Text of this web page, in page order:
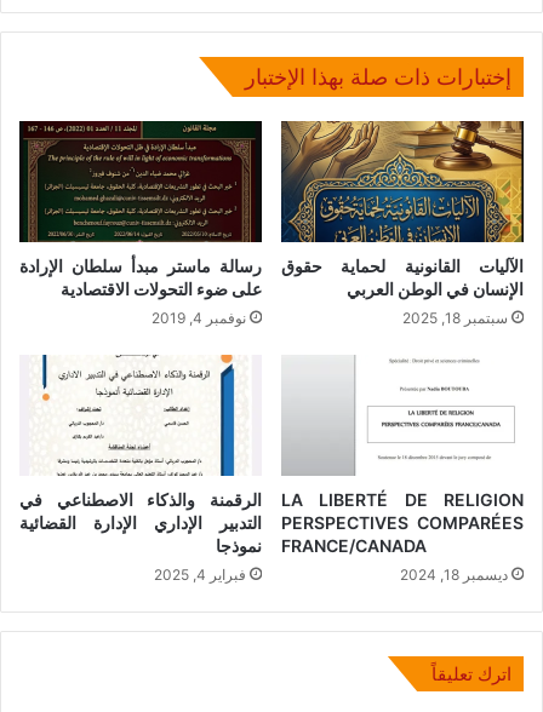
إختبارات ذات صلة بهذا الإختبار
الآليات القانونية لحماية حقوق
الإنسان في الوطن العربي
سبتمبر 18, 2025
رسالة ماستر مبدأ سلطان الإرادة
على ضوء التحولات الاقتصادية
نوفمبر 4, 2019
LA LIBERTÉ DE RELIGION
PERSPECTIVES COMPARÉES
FRANCE/CANADA
ديسمبر 18, 2024
الرقمنة والذكاء الاصطناعي في
التدبير الإداري الإدارة القضائية
نموذجا
فبراير 4, 2025
اترك تعليقاً